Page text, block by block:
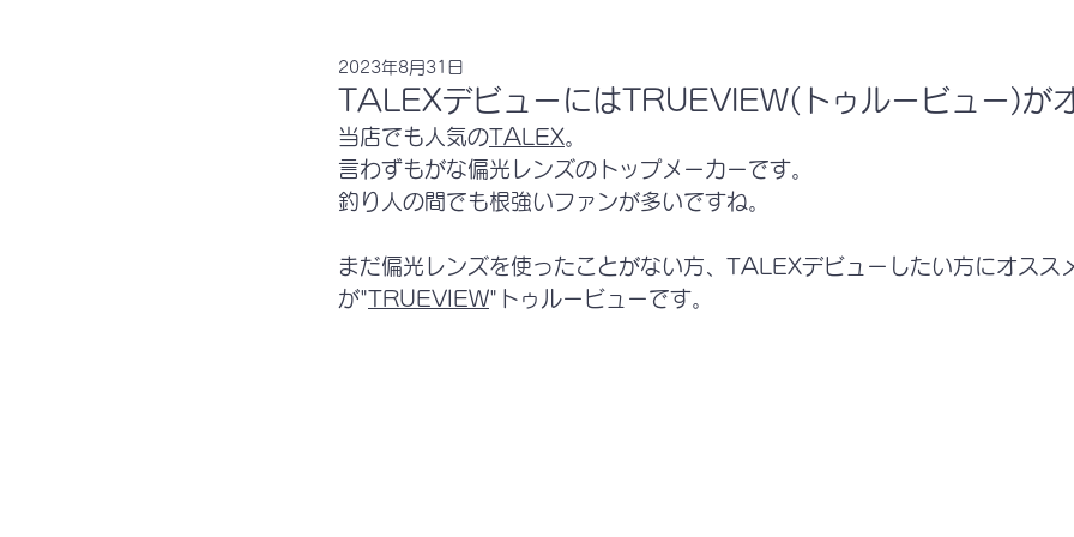
TALEXデビューにはTRUEVIEW(トゥルービュー)が
2023年8月31日
当店でも人気のTALEX。
言わずもがな偏光レンズのトップメーカーです。
釣り人の間でも根強いファンが多いですね。
まだ偏光レンズを使ったことがない方、TALEXデビューしたい方にオスス
が"TRUEVIEW"トゥルービューです。